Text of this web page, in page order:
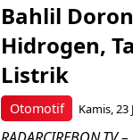
Otomotif
Bahlil
Hidrogen,
Listrik
Kamis, 23